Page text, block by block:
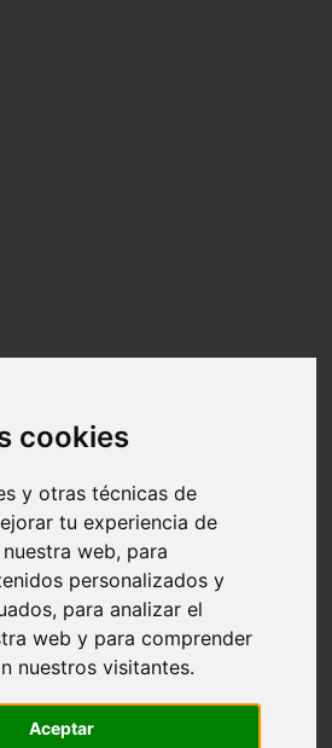
cookies
y otras técnicas de
tu experiencia de
web, para
personalizados y
para analizar el
web y para comprender
nuestros visitantes.
Aceptar
de finanças Olhão - Contactos,
Olhão - Contactos,